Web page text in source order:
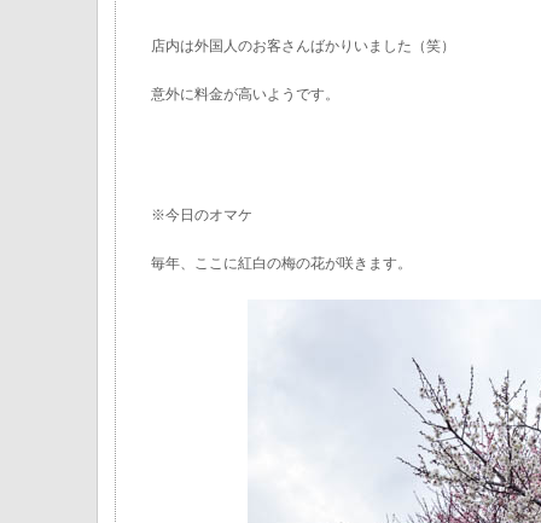
店内は外国人のお客さんばかりいました（笑）
意外に料金が高いようです。
※今日のオマケ
毎年、ここに紅白の梅の花が咲きます。